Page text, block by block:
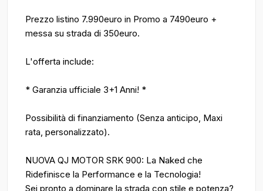
Prezzo listino 7.990euro in Promo a 7490euro +
messa su strada di 350euro.
L'offerta include:
* Garanzia ufficiale 3+1 Anni! *
Possibilità di finanziamento (Senza anticipo, Maxi
rata, personalizzato).
NUOVA QJ MOTOR SRK 900: La Naked che
Ridefinisce la Performance e la Tecnologia!
Sei pronto a dominare la strada con stile e potenza?